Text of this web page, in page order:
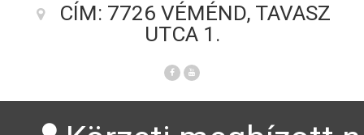
CÍM: 7726 VÉMÉND, TAVASZ
UTCA 1.